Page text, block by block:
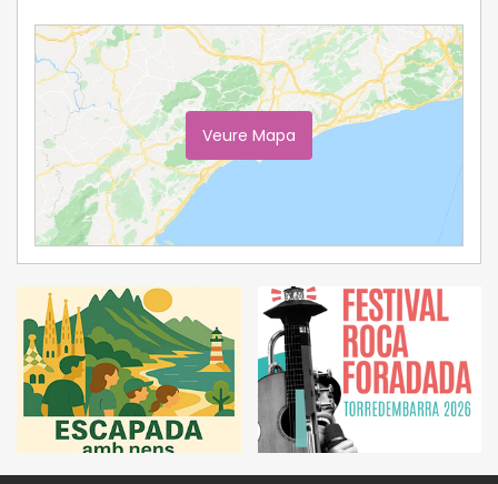
Veure Mapa